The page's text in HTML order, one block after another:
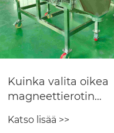
Mikä on
erottimen periaate?
Katso lisää >>